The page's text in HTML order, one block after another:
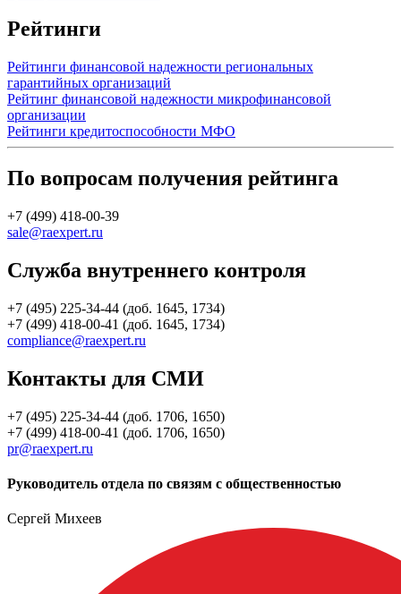
Рейтинги
Рейтинги финансовой надежности региональных
гарантийных организаций
Рейтинг финансовой надежности микрофинансовой
организации
Рейтинги кредитоспособности МФО
По вопросам получения рейтинга
+7 (499) 418-00-39
sale@raexpert.ru
Служба внутреннего контроля
+7 (495) 225-34-44 (доб. 1645, 1734)
+7 (499) 418-00-41 (доб. 1645, 1734)
compliance@raexpert.ru
Контакты для СМИ
+7 (495) 225-34-44 (доб. 1706, 1650)
+7 (499) 418-00-41 (доб. 1706, 1650)
pr@raexpert.ru
Руководитель отдела по связям с общественностью
Сергей Михеев